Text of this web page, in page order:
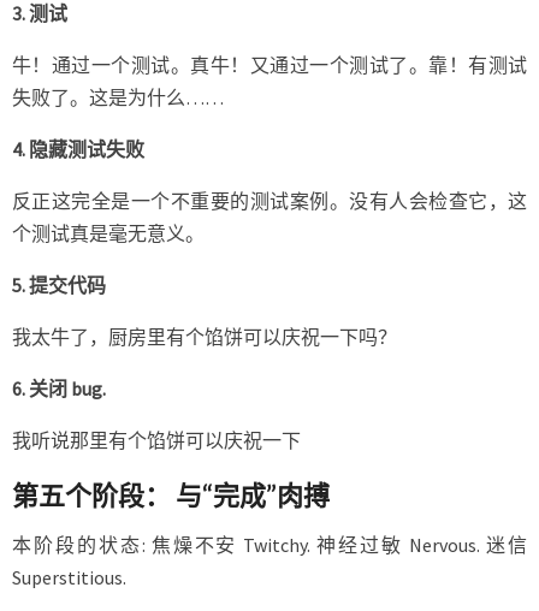
3. 测试
牛！通过一个测试。真牛！又通过一个测试了。靠！有测试
失败了。这是为什么……
4. 隐藏测试失败
反正这完全是一个不重要的测试案例。没有人会检查它，这
个测试真是毫无意义。
5. 提交代码
我太牛了，厨房里有个馅饼可以庆祝一下吗？
6. 关闭 bug.
我听说那里有个馅饼可以庆祝一下
第五个阶段： 与“完成”肉搏
本阶段的状态: 焦燥不安 Twitchy. 神经过敏 Nervous. 迷信
Superstitious.